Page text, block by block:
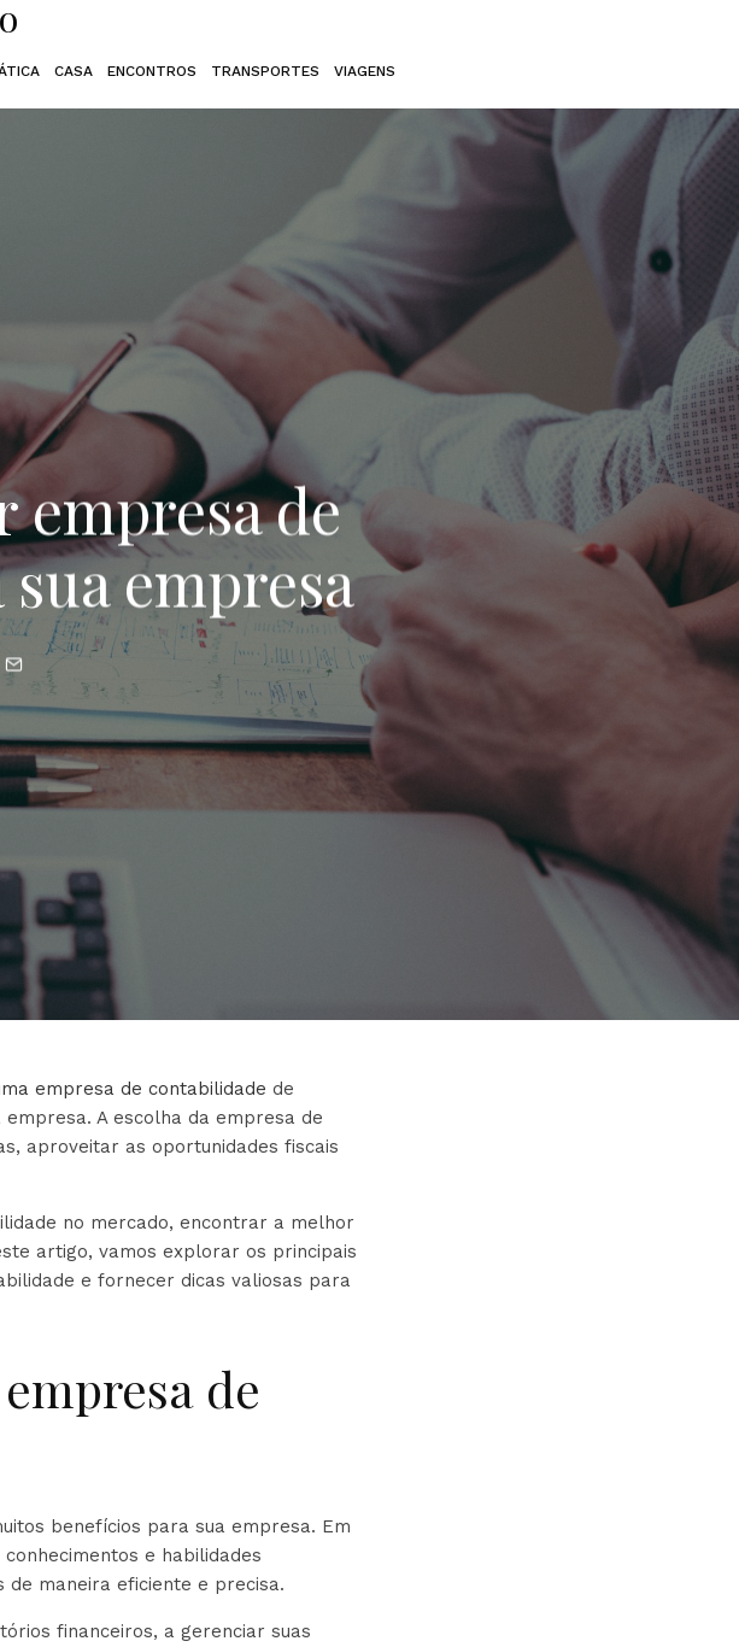
CASA ENCONTROS TRANSPORTES VIAGENS
empresa de
empresa
empresa de contabilidade de
A escolha da empresa de
aproveitar as oportunidades fiscais
no mercado, encontrar a melhor
artigo, vamos explorar os principais
e fornecer dicas valiosas para
de
benefícios para sua empresa. Em
e habilidades
de maneira eficiente e precisa.
financeiros, a gerenciar suas